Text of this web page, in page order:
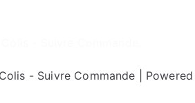
- Suivre Commande |